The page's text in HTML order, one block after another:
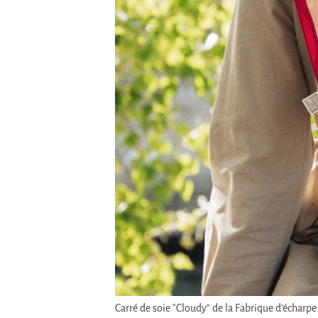
Carré de soie “Cloudy” de la Fabrique